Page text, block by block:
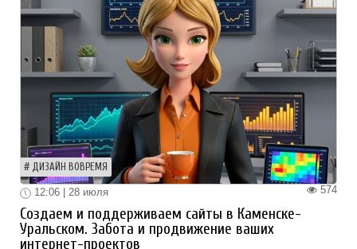
ДИЗАЙН ВОВРЕМЯ
574
12:06 | 28 июля
Создаем и поддерживаем сайты в Каменске-
Уральском. Забота и продвижение ваших
интернет-проектов